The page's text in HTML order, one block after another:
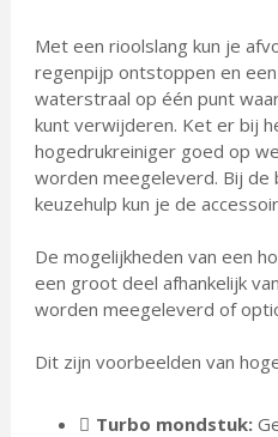
Met een rioolslang kun je
regenpijp ontstoppen en
waterstraal op één punt
kunt verwijderen. Ket er bij
hogedrukreiniger goed op
worden meegeleverd. Bij de
keuzehulp kun je de
De mogelijkheden van een
een groot deel afhankelijk
worden meegeleverd of
Dit zijn voorbeelden van
Turbo mondstuk: